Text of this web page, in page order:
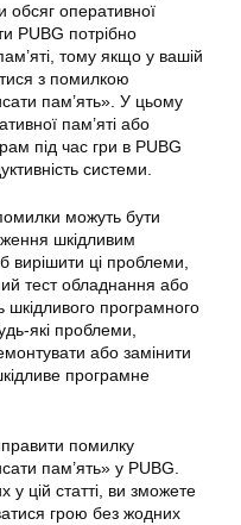
обсяг оперативної
PUBG потрібно
тому якщо у вашій
з помилкою
пам’ять». У цьому
пам’яті або
під час гри в PUBG
системи.
можуть бути
шкідливим
ці проблеми,
тест обладнання або
шкідливого програмного
які проблеми,
або замінити
програмне
помилку
пам’ять» у PUBG.
цій статті, ви зможете
грою без жодних